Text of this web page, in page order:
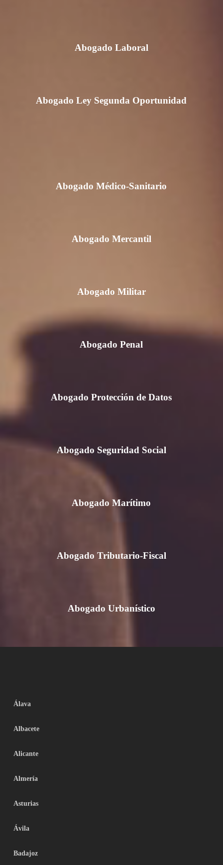
Abogado Laboral
Abogado Ley Segunda Oportunidad
Abogado Médico-Sanitario
Abogado Mercantil
Abogado Militar
Abogado Penal
Abogado Protección de Datos
Abogado Seguridad Social
Abogado Marítimo
Abogado Tributario-Fiscal
Abogado Urbanístico
Álava
Albacete
Alicante
Almería
Asturias
Ávila
Badajoz